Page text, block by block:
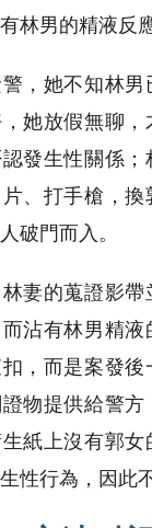
林男的精液反應
，她不知林男
她放假無聊，
發生性關係
、打手槍，換
破門而入。
妻的蒐證影帶
沾有林男精液
，而是案發後
物提供給警方
紙上沒有郭女
性行為，因此